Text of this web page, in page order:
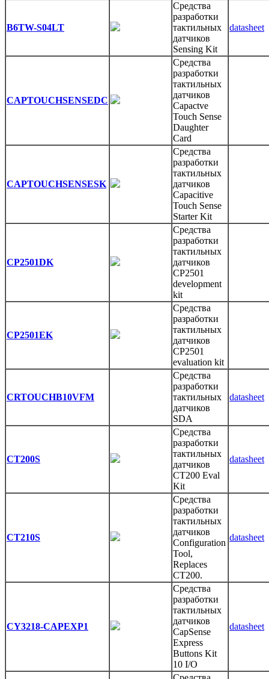
B6TW-S04LT
Средства
разработки
тактильных
датчиков
Sensing Kit
datasheet
CAPTOUCHSENSEDC
Средства
разработки
тактильных
датчиков
Capactve
Touch Sense
Daughter
Card
CAPTOUCHSENSESK
Средства
разработки
тактильных
датчиков
Capacitive
Touch Sense
Starter Kit
CP2501DK
Средства
разработки
тактильных
датчиков
CP2501
development
kit
CP2501EK
Средства
разработки
тактильных
датчиков
CP2501
evaluation kit
CRTOUCHB10VFM
Средства
разработки
тактильных
датчиков
SDA
datasheet
CT200S
Средства
разработки
тактильных
датчиков
CT200 Eval
Kit
datasheet
CT210S
Средства
разработки
тактильных
датчиков
Configuration
Tool,
Replaces
CT200.
datasheet
CY3218-CAPEXP1
Средства
разработки
тактильных
датчиков
CapSense
Express
Buttons Kit
10 I/O
datasheet